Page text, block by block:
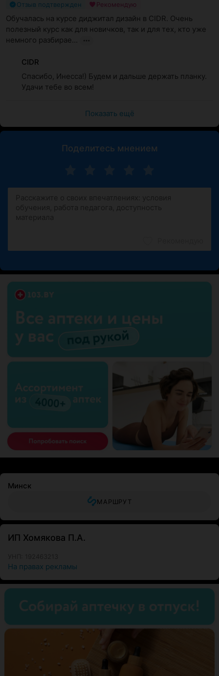
Отзыв подтвержден Рекомендую
Обучалась на курсе диджитал дизайн в CIDR. Очень
полезный курс как для новичков, так и для тех, кто уже
немного разбирае...
CIDR
Спасибо, Инесса!) Будем и дальше держать планку.
Удачи тебе во всем!
Показать ещё
Поделитесь мнением
Минск
МАРШРУТ
ИП Хомякова П.А.
На правах рекламы